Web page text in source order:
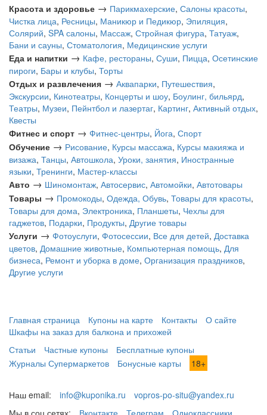
Красота и здоровье → Парикмахерские, Салоны красоты,
Чистка лица, Ресницы, Маникюр и Педикюр, Эпиляция,
Солярий, SPA салоны, Массаж, Стройная фигура, Татуаж,
Бани и сауны, Стоматология, Медицинские услуги
Еда и напитки → Кафе, рестораны, Суши, Пицца, Осетинские
пироги, Бары и клубы, Торты
Отдых и развлечения → Аквапарки, Путешествия,
Экскурсии, Кинотеатры, Концерты и шоу, Боулинг, бильярд,
Театры, Музеи, Пейнтбол и лазертаг, Картинг, Активный отдых,
Квесты
Фитнес и спорт → Фитнес-центры, Йога, Спорт
Обучение → Рисование, Курсы массажа, Курсы макияжа и
визажа, Танцы, Автошкола, Уроки, занятия, Иностранные
языки, Тренинги, Мастер-классы
Авто → Шиномонтаж, Автосервис, Автомойки, Автотовары
Товары → Промокоды, Одежда, Обувь, Товары для красоты,
Товары для дома, Электроника, Планшеты, Чехлы для
гаджетов, Подарки, Продукты, Другие товары
Услуги → Фотоуслуги, Фотосессии, Все для детей, Доставка
цветов, Домашние животные, Компьютерная помощь, Для
бизнеса, Ремонт и уборка в доме, Организация праздников,
Другие услуги
Главная страница Купоны на карте Контакты
О сайте
Шкафы на заказ для балкона и прихожей
Статьи
Частные купоны
Бесплатные купоны
Журналы Супермаркетов
Бонусные карты 18+
Наш email: info@kuponika.ru
vopros-po-situ@yandex.ru
Мы в соц.сетях:
Вконтакте Телеграм Одноклассники